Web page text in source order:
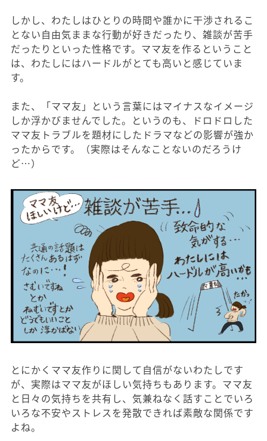
しかし、わたしはひとりの時間や誰かに干渉されるこ
とない自由気ままな行動が好きだったり、雑談が苦手
だったりといった性格です。ママ友を作るということ
は、わたしにはハードルがとても高いと感じていま
す。
また、「ママ友」という言葉にはマイナスなイメージ
しか浮かびませんでした。というのも、ドロドロした
ママ友トラブルを題材にしたドラマなどの影響が強か
ったからです。（実際はそんなことないのだろうけ
ど…）
とにかくママ友作りに関して自信がないわたしです
が、実際はママ友がほしい気持ちもあります。ママ友
と日々の気持ちを共有し、気兼ねなく話すことでいろ
いろな不安やストレスを発散できれば素敵な関係です
よね。